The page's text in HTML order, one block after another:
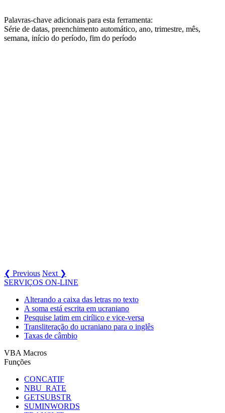
Palavras-chave adicionais para esta ferramenta:
Série de datas, preenchimento automático, ano, trimestre, mês,
semana, início do período, fim do período
❮ Previous Next ❯
SERVIÇOS ON-LINE
Alterando a caixa das letras no texto
A soma está escrita em ucraniano
Pesquise latim em cirílico e vice-versa
Transliteração do ucraniano para o inglês
Taxas de câmbio
VBA Macros
Funções
CONCATIF
NBU_RATE
GETSUBSTR
SUMINWORDS